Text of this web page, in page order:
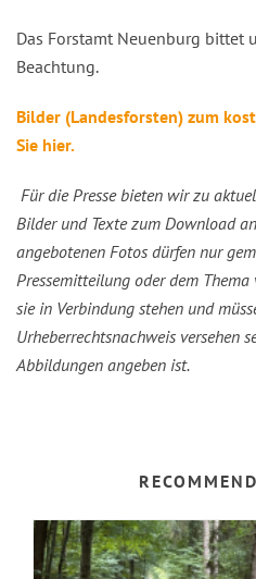
Das Forstamt Neuenburg bittet
Beachtung.
Bilder (Landesforsten) zum
Sie hier.
Für die Presse bieten wir zu
Bilder und Texte zum Download
angebotenen Fotos dürfen nur
Pressemitteilung oder dem
sie in Verbindung stehen und
Urheberrechtsnachweis versehen
Abbildungen angeben ist.